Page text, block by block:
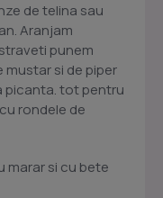
de telina sau
Aranjam
punem
si de piper
picanta. tot pentru
rondele de
marar si cu bete